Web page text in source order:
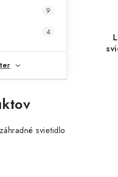
9
4
svietidlo